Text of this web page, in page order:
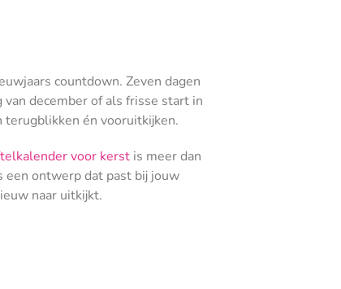
countdown. Zeven dagen
december of als frisse start in
én vooruitkijken.
voor kerst is meer dan
een ontwerp dat past bij jouw
naar uitkijkt.